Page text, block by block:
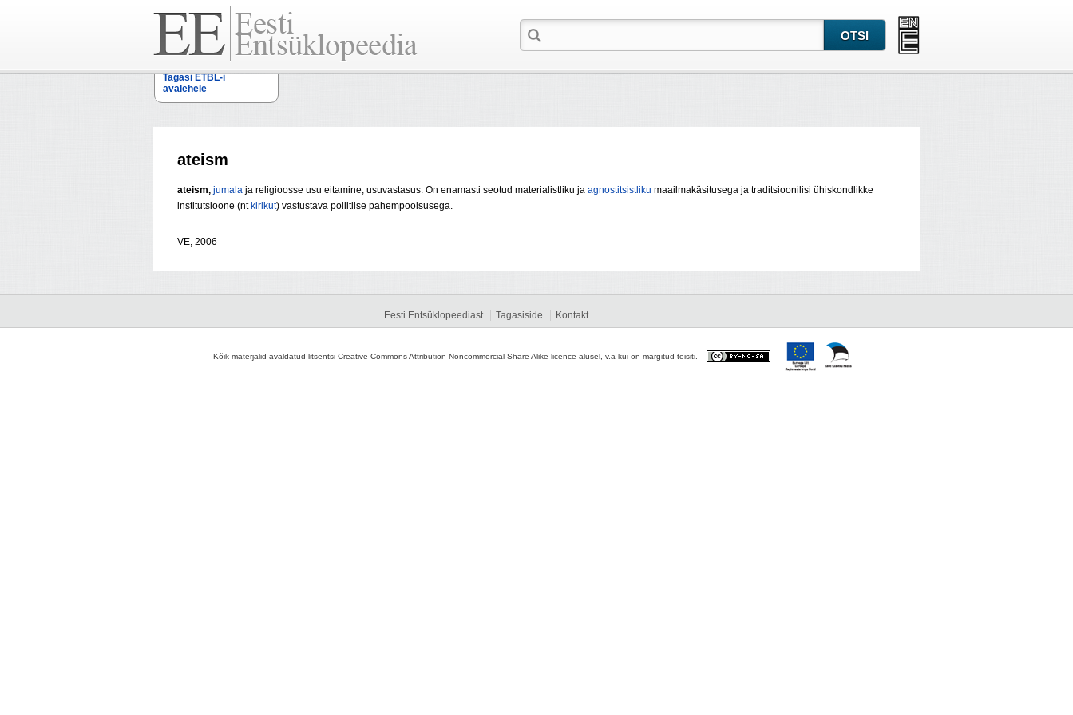
Tagasi ETBL-i
avalehele
ateism
ateism, jumala ja religioosse usu eitamine, usuvastasus. On enamasti seotud materialistliku ja agnostitsistliku maailmakäsitusega ja traditsioonilisi ühiskondlikke
institutsioone (nt kirikut) vastustava poliitlise pahempoolsusega.
VE, 2006
Eesti Entsüklopeediast Tagasiside Kontakt
Kõik materjalid avaldatud litsentsi Creative Commons Attribution-Noncommercial-Share Alike licence alusel, v.a kui on märgitud teisiti.